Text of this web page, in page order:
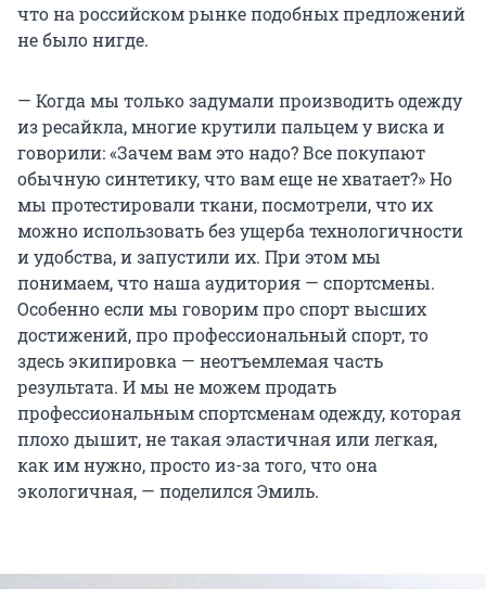
что на российском рынке подобных предложений
не было нигде.
— Когда мы только задумали производить одежду
из ресайкла, многие крутили пальцем у виска и
говорили: «Зачем вам это надо? Все покупают
обычную синтетику, что вам еще не хватает?» Но
мы протестировали ткани, посмотрели, что их
можно использовать без ущерба технологичности
и удобства, и запустили их. При этом мы
понимаем, что наша аудитория — спортсмены.
Особенно если мы говорим про спорт высших
достижений, про профессиональный спорт, то
здесь экипировка — неотъемлемая часть
результата. И мы не можем продать
профессиональным спортсменам одежду, которая
плохо дышит, не такая эластичная или легкая,
как им нужно, просто из-за того, что она
экологичная, — поделился Эмиль.